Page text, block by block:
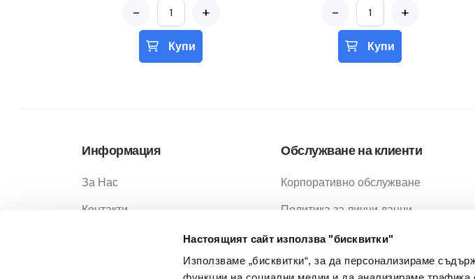
Настоящият сайт използва "бисквитки"
Използваме „бисквитки“, за да персонализираме
- +
Купи
- +
Купи
Информация
За Нас
Контакти
Обслужване на клиенти
Корпоративно обслужване
Политика за лични данни
Политика за бисквитки
Условия за ползване